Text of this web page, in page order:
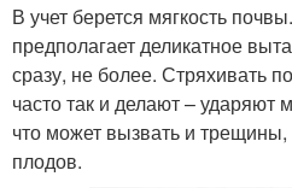
В учет берется мягкость
предполагает деликатное
сразу, не более. Стряхивать
часто так и делают – ударяют
что может вызвать и
плодов.